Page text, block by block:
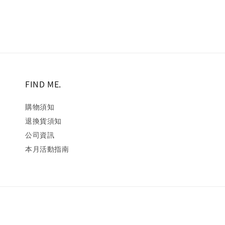
FIND ME.
購物須知
退換貨須知
公司資訊
本月活動指南